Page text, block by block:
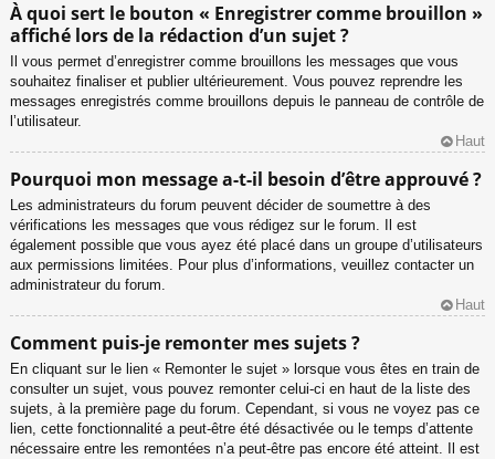
À quoi sert le bouton « Enregistrer comme brouillon »
affiché lors de la rédaction d’un sujet ?
Il vous permet d’enregistrer comme brouillons les messages que vous
souhaitez finaliser et publier ultérieurement. Vous pouvez reprendre les
messages enregistrés comme brouillons depuis le panneau de contrôle de
l’utilisateur.
Haut
Pourquoi mon message a-t-il besoin d’être approuvé ?
Les administrateurs du forum peuvent décider de soumettre à des
vérifications les messages que vous rédigez sur le forum. Il est
également possible que vous ayez été placé dans un groupe d’utilisateurs
aux permissions limitées. Pour plus d’informations, veuillez contacter un
administrateur du forum.
Haut
Comment puis-je remonter mes sujets ?
En cliquant sur le lien « Remonter le sujet » lorsque vous êtes en train de
consulter un sujet, vous pouvez remonter celui-ci en haut de la liste des
sujets, à la première page du forum. Cependant, si vous ne voyez pas ce
lien, cette fonctionnalité a peut-être été désactivée ou le temps d’attente
nécessaire entre les remontées n’a peut-être pas encore été atteint. Il est